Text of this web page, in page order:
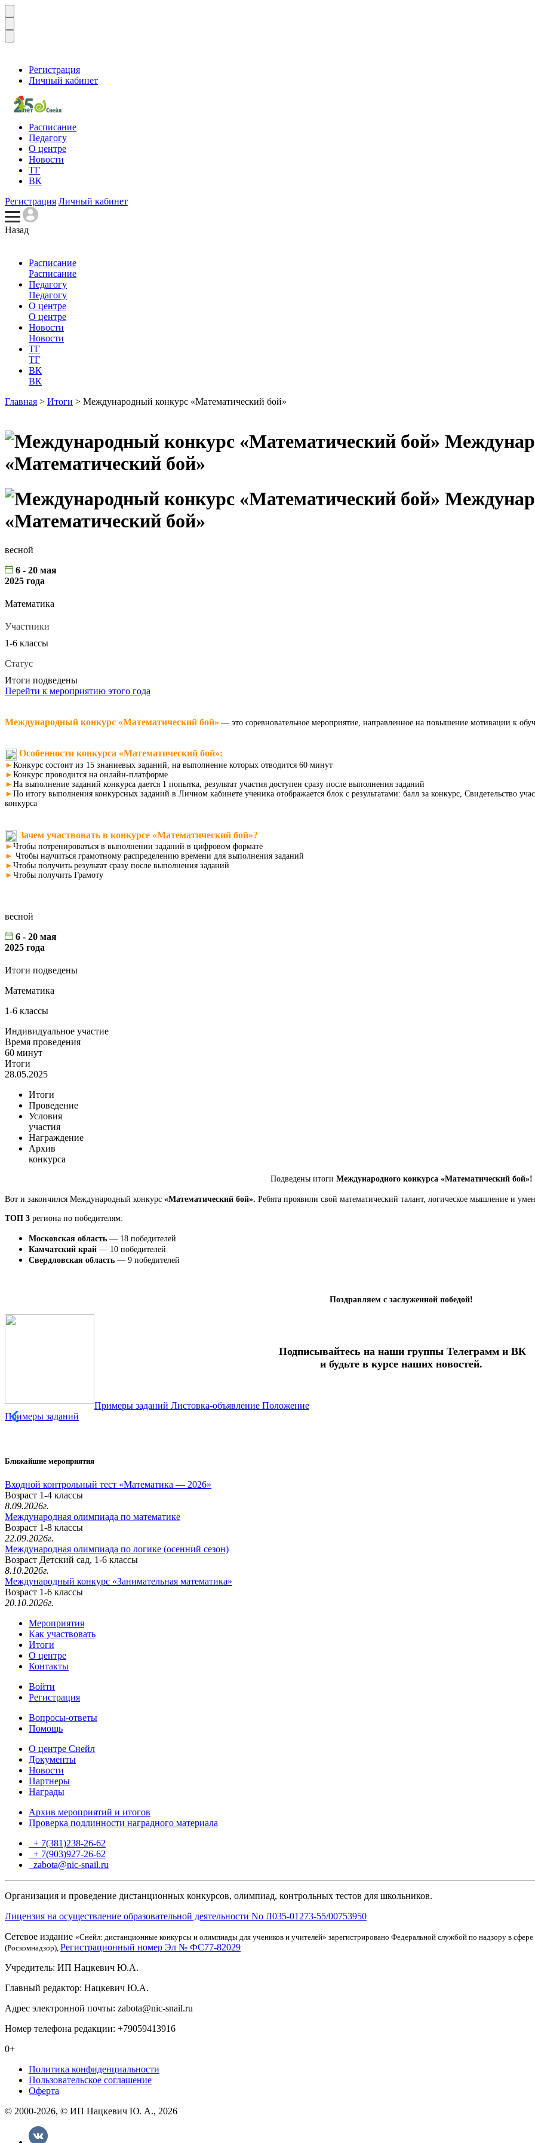
Регистрация
Личный кабинет
Расписание
Педагогу
О центре
Новости
ТГ
ВК
Регистрация Личный кабинет
Назад
Расписание
Расписание
Педагогу
Педагогу
О центре
О центре
Новости
Новости
ТГ
ТГ
ВК
ВК
Главная > Итоги > Международный конкурс «Математический бой»
«Математический бой»
«Математический бой»
весной
6 - 20 мая
2025 года
Математика
Участники
1-6 классы
Статус
Итоги подведены
Перейти к мероприятию этого года
Международный конкурс «Математический бой» — это соревновательное мероприятие, направленное на повышение мотивации к
Особенности конкурса «Математический бой»:
► Конкурс состоит из 15 знаниевых заданий, на выполнение которых отводится 60 минут
► Конкурс проводится на онлайн-платформе
► На выполнение заданий конкурса дается 1 попытка, результат участия доступен сразу после выполнения заданий
► По итогу выполнения конкурсных заданий в Личном кабинете ученика отображается блок с результатами: балл за конкурс, Свидетельство
конкурса
Зачем участвовать в конкурсе «Математический бой»?
► Чтобы потренироваться в выполнении заданий в цифровом формате
► Чтобы научиться грамотному распределению времени для выполнения заданий
► Чтобы получить результат сразу после выполнения заданий
► Чтобы получить Грамоту
весной
6 - 20 мая
2025 года
Итоги подведены
Математика
1-6 классы
Индивидуальное участие
Время проведения
60 минут
Итоги
28.05.2025
Итоги
Проведение
Условия
участия
Награждение
Архив
конкурса
Подведены итоги Международного конкурса «Математический бой»!
Вот и закончился Международный конкурс «Математический бой». Ребята проявили свой математический талант, логическое мышление и
ТОП 3 региона по победителям:
Московская область — 18 победителей
Камчатский край — 10 победителей
Свердловская область — 9 победителей
Поздравляем с заслуженной победой!
Подписывайтесь на наши группы Телеграмм и ВК
и будьте в курсе наших новостей.
Примеры заданий Листовка-объявление Положение
Примеры заданий
Ближайшие мероприятия
Входной контрольный тест «Математика — 2026»
Возраст 1-4 классы
8.09.2026г.
Международная олимпиада по математике
Возраст 1-8 классы
22.09.2026г.
Международная олимпиада по логике (осенний сезон)
Возраст Детский сад, 1-6 классы
8.10.2026г.
Международный конкурс «Занимательная математика»
Возраст 1-6 классы
20.10.2026г.
Мероприятия
Как участвовать
Итоги
О центре
Контакты
Войти
Регистрация
Вопросы-ответы
Помощь
О центре Снейл
Документы
Новости
Партнеры
Награды
Архив мероприятий и итогов
Проверка подлинности наградного материала
+ 7(381)238-26-62
+ 7(903)927-26-62
zabota@nic-snail.ru
Организация и проведение дистанционных конкурсов, олимпиад, контрольных тестов для школьников.
Лицензия на осуществление образовательной деятельности No Л035-01273-55/00753950
Сетевое издание «Снейл: дистанционные конкурсы и олимпиады для учеников и учителей» зарегистрировано Федеральной службой по надзору в
(Роскомнадзор), Регистрационный номер Эл № ФС77-82029
Учредитель: ИП Нацкевич Ю.А.
Главный редактор: Нацкевич Ю.А.
Адрес электронной почты: zabota@nic-snail.ru
Номер телефона редакции: +79059413916
0+
Политика конфиденциальности
Пользовательское соглашение
Оферта
© 2000-2026, © ИП Нацкевич Ю. А., 2026